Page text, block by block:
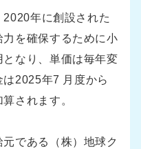
年に創設された
を確保するために小
なり、単価は毎年変
2025年7 月度から
されます。
である（株）地球ク